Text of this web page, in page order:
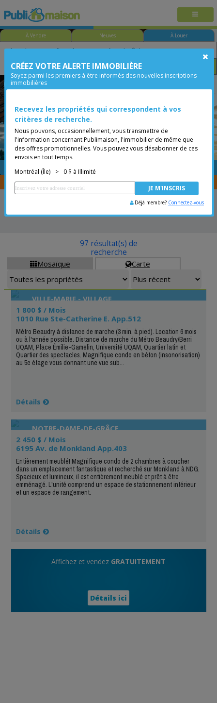
À Vendre Neuves À Louer
Taille Prix
Montréal-Nord
Placer une annonce
Vous êtes courtier, transférer vos propriétés avecCENTRIS
Mosaïque Carte
97 résultat(s) de
recherche
VILLE-MARIE - VILLAGE
1 800 $ / Mois
1010 Rue Ste-Catherine E. App.512
Métro Beaudry à distance de marche (3 min. à pied). Location 6 mois
ou à l'année possible. Distance de marche du Métro Beaudry/Berri
UQAM, Place Émilie-Gamelin, Université UQAM, Quartier latin et
Quartier des spectacles. Magnifique condo en béton (insonorisation)
au 5e étage vous donnant une vue sub...
Détails
NOTRE-DAME-DE-GRÂCE
2 450 $ / Mois
6195 Av. de Monkland App.403
Entièrement meublé! Magnifique condo de 2 chambres à coucher
dans un emplacement fantastique et recherché sur Monkland à NDG.
Spacieux et lumineux, il est entièrement meublé et prêt à être
emménagé. L'unité comprend un espace de stationnement intérieur
et un espace de rangement.
Détails
Affichez et vendez GRATUITEMENT
Détails ici
CRÉEZ VOTRE ALERTE IMMOBILIÈRE
Soyez parmi les premiers à être informés des nouvelles inscriptions
immobilières
Recevez les propriétés qui correspondent à vos
critères de recherche.
Nous pouvons, occasionnellement, vous transmettre de
l'information concernant Publimaison, l'immobilier de même que
des offres promotionnelles. Vous pouvez vous désabonner de ces
envois en tout temps.
Montréal (Île)
> 0 $ à Illimité
Déjà membre? Connectez-vous